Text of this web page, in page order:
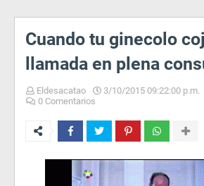
Cuando tu ginecolo
llamada en plena
Eldesacatao 3/10/2015 09:22:00 p.m.
0 Comentarios